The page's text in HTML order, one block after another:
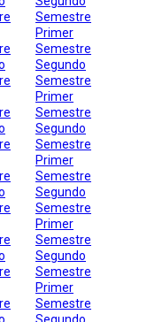
Semestre
Primer
Semestre
Segundo
Semestre
Primer
Semestre
Segundo
Semestre
Primer
Semestre
Segundo
Semestre
Primer
Semestre
Segundo
Semestre
Primer
Semestre